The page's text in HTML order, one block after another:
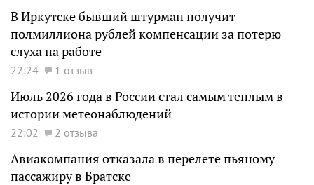
В Иркутске бывший штурман получит
полмиллиона рублей компенсации за потерю
слуха на работе
22:24 1 отзыв
Июль 2026 года в России стал самым теплым в
истории метеонаблюдений
22:02 2 отзыва
Авиакомпания отказала в перелете пьяному
пассажиру в Братске